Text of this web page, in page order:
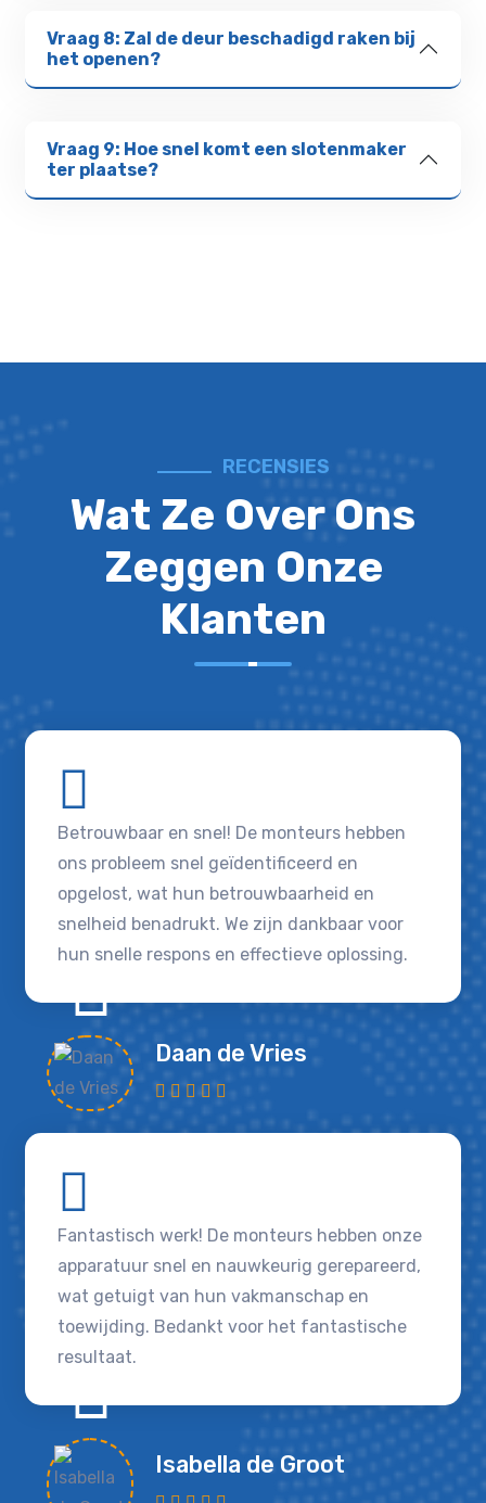
Vraag 8: Zal de deur beschadigd raken bij
het openen?
Vraag 9: Hoe snel komt een slotenmaker
ter plaatse?
RECENSIES
Wat Ze Over Ons
Zeggen Onze
Klanten
Betrouwbaar en snel! De monteurs hebben
ons probleem snel geïdentificeerd en
opgelost, wat hun betrouwbaarheid en
snelheid benadrukt. We zijn dankbaar voor
hun snelle respons en effectieve oplossing.
Daan de Vries
Fantastisch werk! De monteurs hebben onze
apparatuur snel en nauwkeurig gerepareerd,
wat getuigt van hun vakmanschap en
toewijding. Bedankt voor het fantastische
resultaat.
Isabella de Groot